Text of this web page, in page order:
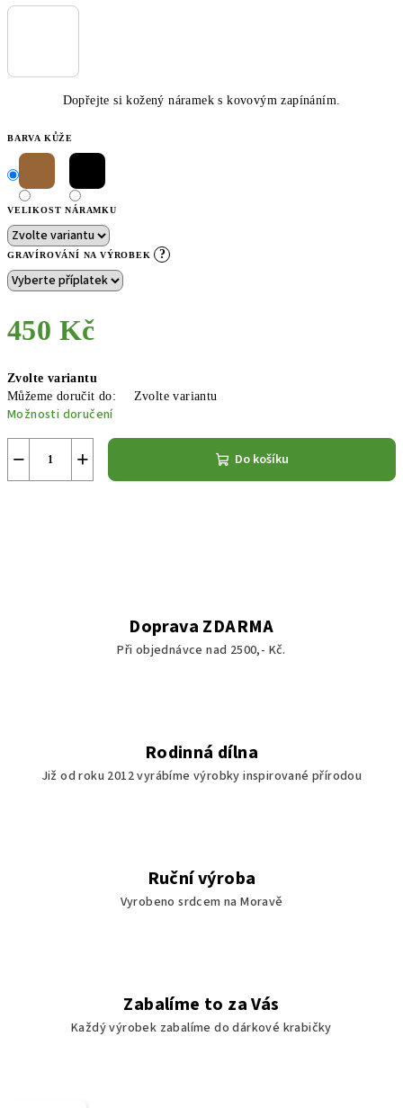
Dopřejte si kožený náramek s kovovým zapínáním.
BARVA KŮŽE
VELIKOST NÁRAMKU
GRAVÍROVÁNÍ NA VÝROBEK ?
450 Kč
cena:
Zvolte variantu
Můžeme doručit do:
Zvolte variantu
Možnosti doručení
+
− Do košíku
Doprava ZDARMA
Při objednávce nad 2500,- Kč.
Rodinná dílna
Již od roku 2012 vyrábíme výrobky inspirované přírodou
Ruční výroba
Vyrobeno srdcem na Moravě
Zabalíme to za Vás
Každý výrobek zabalíme do dárkové krabičky